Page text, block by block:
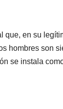
que, en su
hombres son
se instala